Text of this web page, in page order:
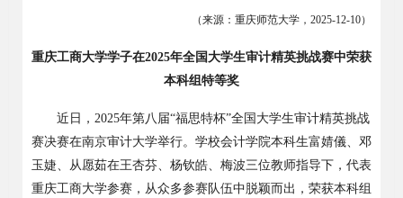
（来源：重庆师范大学， 2025-12-10）
重庆工商大学学子在2025年全国大学生审计精英挑战赛中荣获
本科组特等奖
近日， 2025年第八届“福思特杯”全国大学生审计精英挑战
赛决赛在南京审计大学举行。学校会计学院本科生富婧儀、邓
玉婕、从愿茹在王杏芬、杨钦皓、梅波三位教师指导下，代表
重庆工商大学参赛，从众多参赛队伍中脱颖而出，荣获本科组